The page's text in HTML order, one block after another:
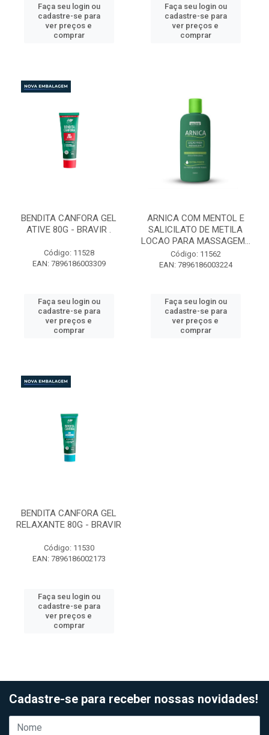
Faça seu login ou
cadastre-se para
ver preços e
comprar
Faça seu login ou
cadastre-se para
ver preços e
comprar
BENDITA CANFORA GEL
ATIVE 80G - BRAVIR .
Código: 11528
EAN: 7896186003309
Faça seu login ou
cadastre-se para
ver preços e
comprar
ARNICA COM MENTOL E
SALICILATO DE METILA
LOCAO PARA MASSAGEM...
Código: 11562
EAN: 7896186003224
Faça seu login ou
cadastre-se para
ver preços e
comprar
BENDITA CANFORA GEL
RELAXANTE 80G - BRAVIR
Código: 11530
EAN: 7896186002173
Faça seu login ou
cadastre-se para
ver preços e
comprar
Cadastre-se para receber nossas novidades!